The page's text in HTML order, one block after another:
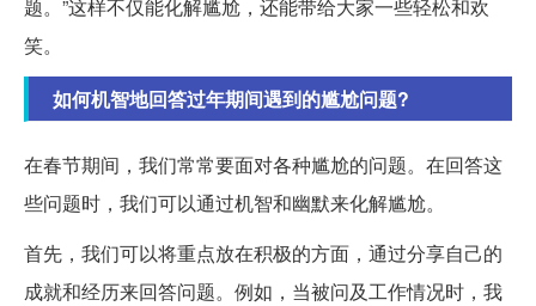
题。”这样不仅能化解尴尬，还能带给大家一些轻松和欢
笑。
如何机智地回答过年期间遇到的尴尬问题?
在春节期间，我们常常要面对各种尴尬的问题。在回答这
些问题时，我们可以通过机智和幽默来化解尴尬。
首先，我们可以将重点放在积极的方面，通过分享自己的
成就和经历来回答问题。例如，当被问及工作情况时，我